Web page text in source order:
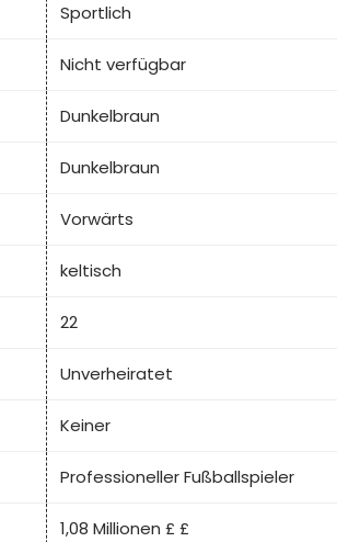
Sportlich
Nicht verfügbar
Dunkelbraun
Dunkelbraun
Vorwärts
keltisch
22
Unverheiratet
Keiner
Professioneller Fußballspieler
1,08 Millionen £ £